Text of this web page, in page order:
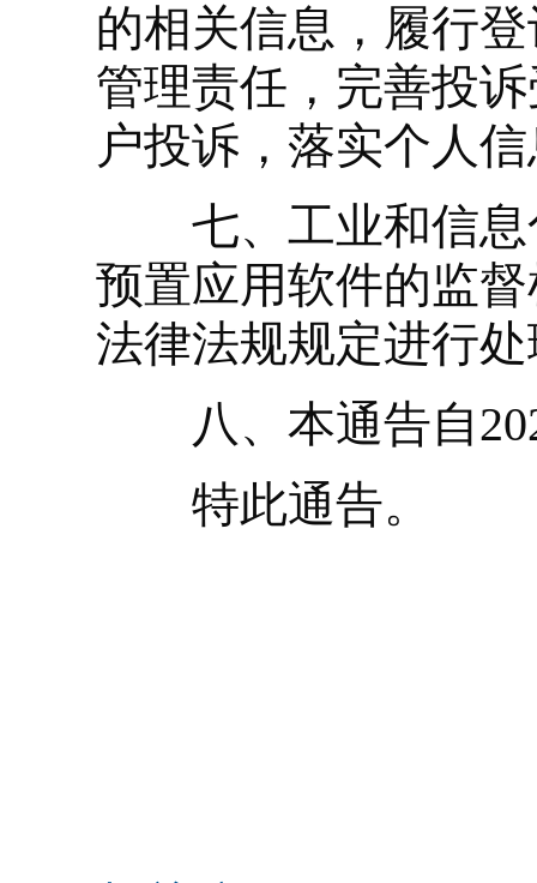
的相关信息，履行
管理责任，完善投
户投诉，落实个人
七、工业和信息
预置应用软件的监
法律法规规定进行
八、本通告自
特此通告。